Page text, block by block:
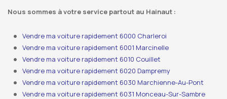
Nous sommes à votre service partout au Hainaut :
Vendre ma voiture rapidement 6000 Charleroi
Vendre ma voiture rapidement 6001 Marcinelle
Vendre ma voiture rapidement 6010 Couillet
Vendre ma voiture rapidement 6020 Dampremy
Vendre ma voiture rapidement 6030 Marchienne-Au-Pont
Vendre ma voiture rapidement 6031 Monceau-Sur-Sambre